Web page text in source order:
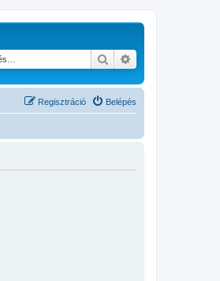
Keresés
Belépés
Regisztráció